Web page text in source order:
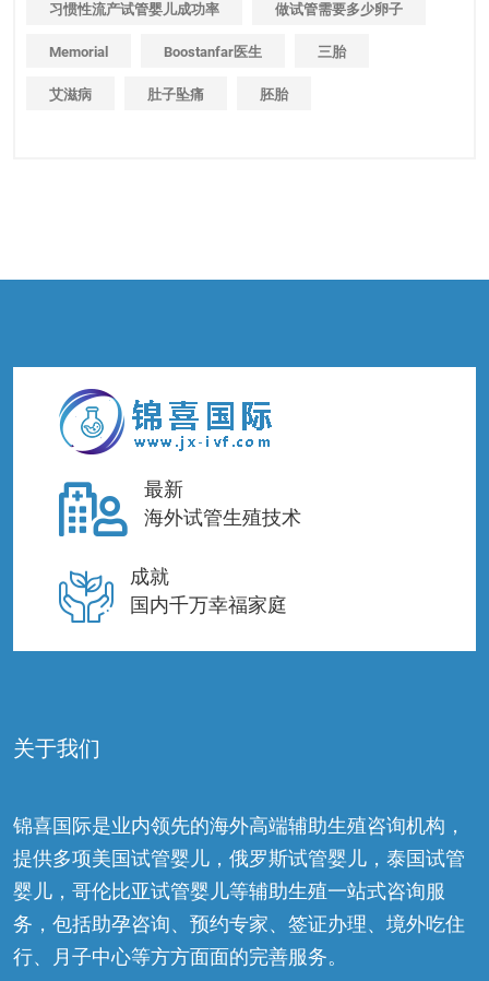
习惯性流产试管婴儿成功率 做试管需要多少卵子
Memorial Boostanfar医生 三胎
艾滋病 肚子坠痛 胚胎
最新
海外试管生殖技术
成就
国内千万幸福家庭
关于我们
锦喜国际是业内领先的海外高端辅助生殖咨询机构，
提供多项美国试管婴儿，俄罗斯试管婴儿，泰国试管
婴儿，哥伦比亚试管婴儿等辅助生殖一站式咨询服
务，包括助孕咨询、预约专家、签证办理、境外吃住
行、月子中心等方方面面的完善服务。